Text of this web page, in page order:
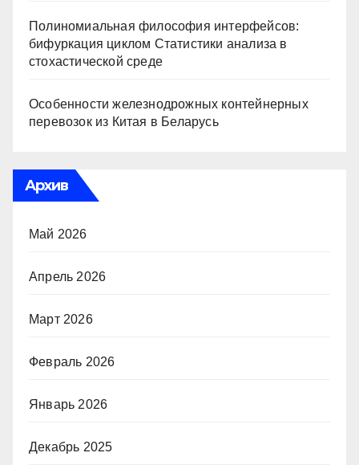
Полиномиальная философия интерфейсов:
бифуркация циклом Статистики анализа в
стохастической среде
Особенности железнодрожных контейнерных
перевозок из Китая в Беларусь
Архив
Май 2026
Апрель 2026
Март 2026
Февраль 2026
Январь 2026
Декабрь 2025